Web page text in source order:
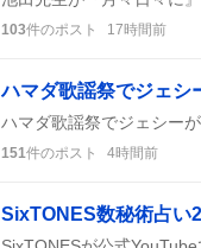
103件のポスト 17時間前
151件のポスト 4時間前